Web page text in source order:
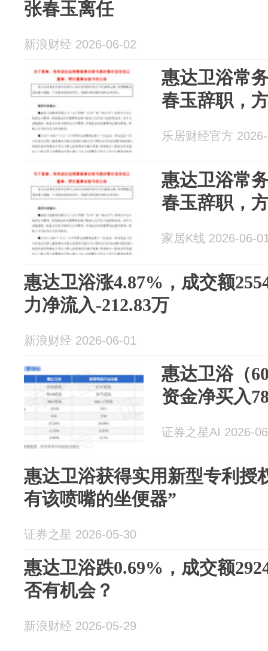
张春玉离任
新浪财经 2026-06-02
惠达卫浴常
春玉辞职，
乐居财经官方
惠达卫浴常
春玉辞职，
家居K线 2026-06-
惠达卫浴涨4.87%，成交额
力净流入-212.83万
新浪财经 2026-06-01
惠达卫浴（
资金净买入
证券之星AI 2026-
惠达卫浴获得实用新型专利授
有该喷嘴的坐便器”
证券之星 2026-05-30
惠达卫浴跌0.69%，成交额
否有机会？
新浪财经 2026-05-29